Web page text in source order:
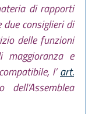
di rapporti
consiglieri di
delle funzioni
e
l’art.
dell’Assemblea